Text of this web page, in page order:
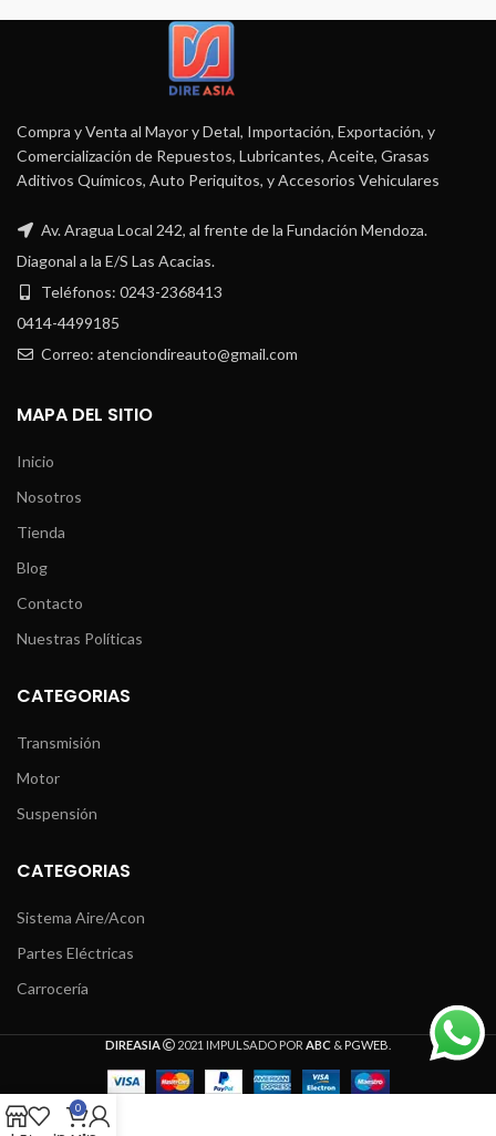
Compra y Venta al Mayor y Detal, Importación, Exportación, y
Comercialización de Repuestos, Lubricantes, Aceite, Grasas
Aditivos Químicos, Auto Periquitos, y Accesorios Vehiculares
Av. Aragua Local 242, al frente de la Fundación Mendoza.
Diagonal a la E/S Las Acacias.
Teléfonos: 0243-2368413
0414-4499185
Correo: atenciondireauto@gmail.com
MAPA DEL SITIO
Inicio
Nosotros
Tienda
Blog
Contacto
Nuestras Políticas
CATEGORIAS
Transmisión
Motor
Suspensión
CATEGORIAS
Sistema Aire/Acon
Partes Eléctricas
Carrocería
DIREASIA 2021 IMPULSADO POR ABC &PGWEB
0